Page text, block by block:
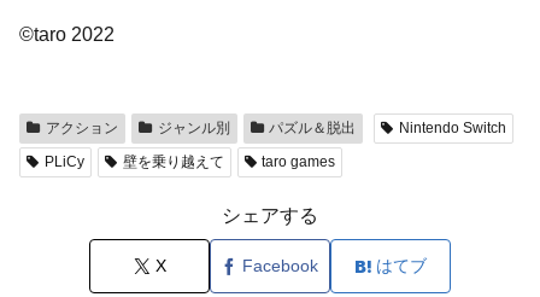
©taro 2022
アクション ジャンル別 パズル＆脱出
Nintendo Switch
PLiCy
壁を乗り越えて taro games
シェアする
X Facebook はてブ